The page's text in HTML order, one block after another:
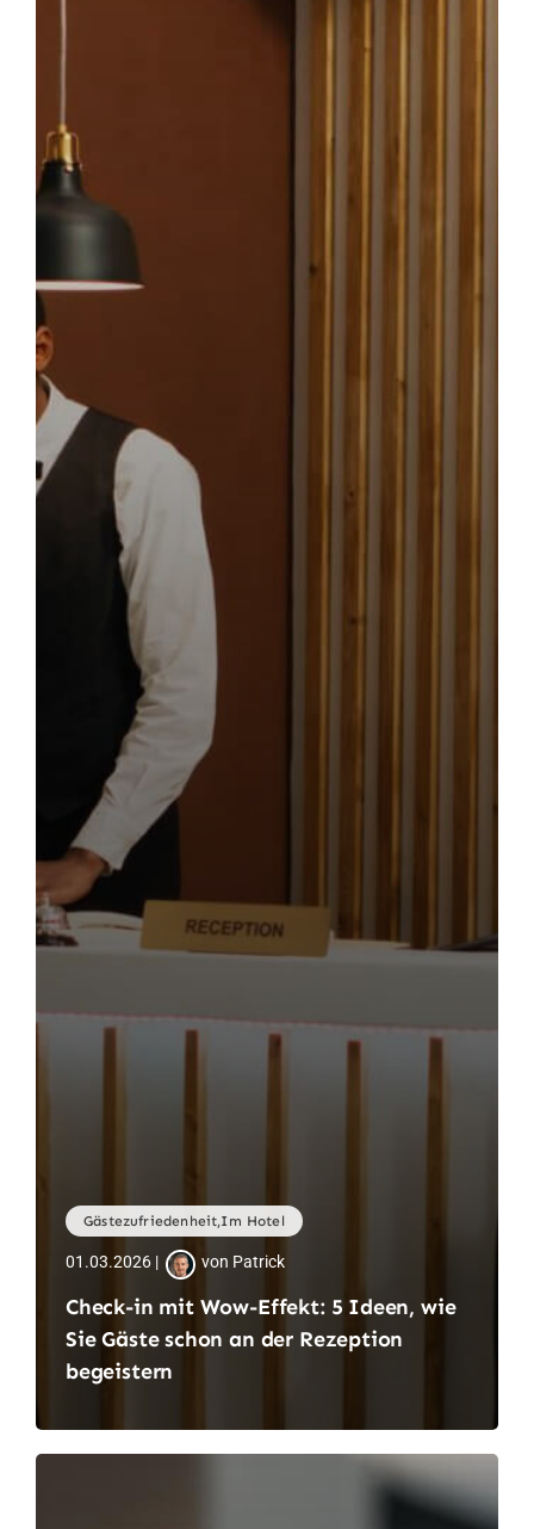
Gästezufriedenheit,Im Hotel
01.03.2026 | von Patrick
Check-in mit Wow-Effekt: 5 Ideen, wie
Sie Gäste schon an der Rezeption
begeistern